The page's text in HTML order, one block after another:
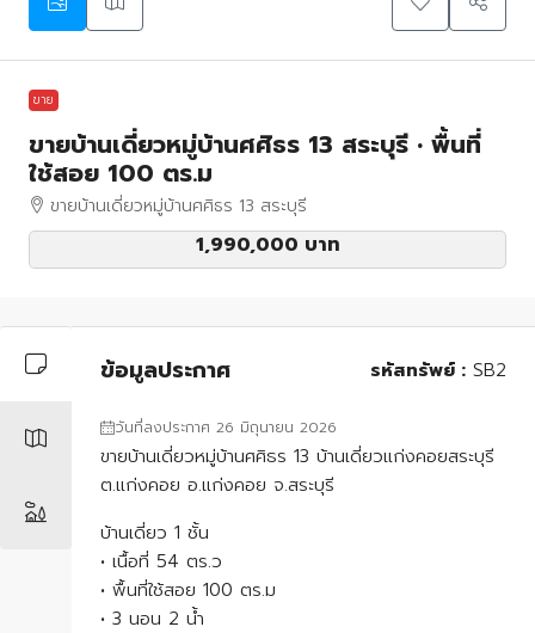
ขาย
ขายบ้านเดี่ยวหมู่บ้านศศิธร 13 สระบุรี • พื้นที่
ใช้สอย 100 ตร.ม
ขายบ้านเดี่ยวหมู่บ้านศศิธร 13 สระบุรี
1,990,000 บาท
ข้อมูลประกาศ รหัสทรัพย์ : SB2
วันที่ลงประกาศ 26 มิถุนายน 2026
ขายบ้านเดี่ยวหมู่บ้านศศิธร 13 บ้านเดี่ยวแก่งคอยสระบุรี
ต.แก่งคอย อ.แก่งคอย จ.สระบุรี
บ้านเดี่ยว 1 ชั้น
• เนื้อที่ 54 ตร.ว
• พื้นที่ใช้สอย 100 ตร.ม
• 3 นอน 2 น้ำ